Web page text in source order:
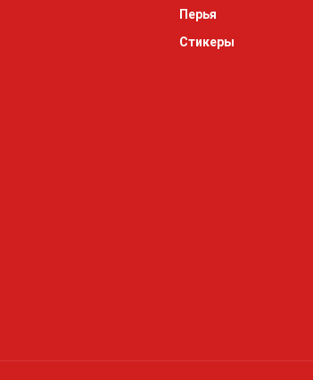
Перья
Стикеры